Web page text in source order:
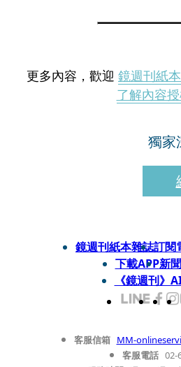
更多內容，歡迎 鏡週刊紙
了解內容
獨家
鏡週刊紙本雜誌訂閱
下載APP新
《鏡週刊》
客服信箱 MM-
客服電話 02-